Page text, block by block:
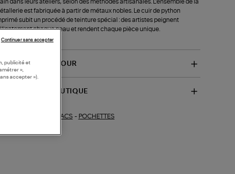
dans leurs ateliers, selon des méthodes artisanales. L’ensemble de la
est fabriquée à partir de métaux nobles. Le cuir de python
subit un procédé de teinture spécial : des artistes peignent
chaque peau et rendent chaque pièce unique.
3609)
ET RETOUR
BOUTIQUE
SACS - POCHETTES
publicité et
»,
accepter »).
Continuer sans accepter